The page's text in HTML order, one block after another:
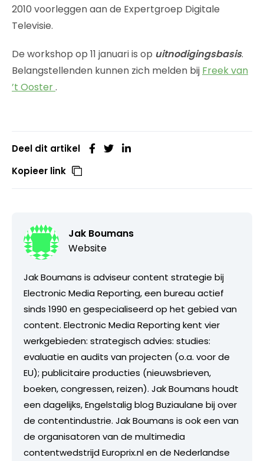
2010 voorleggen aan de Expertgroep Digitale
Televisie.
De workshop op 11 januari is op uitnodigingsbasis.
Belangstellenden kunnen zich melden bij Freek van
’t Ooster.
Deel dit artikel
Kopieer link
Jak Boumans
Website
Jak Boumans is adviseur content strategie bij
Electronic Media Reporting, een bureau actief
sinds 1990 en gespecialiseerd op het gebied van
content. Electronic Media Reporting kent vier
werkgebieden: strategisch advies: studies:
evaluatie en audits van projecten (o.a. voor de
EU); publicitaire producties (nieuwsbrieven,
boeken, congressen, reizen). Jak Boumans houdt
een dagelijks, Engelstalig blog Buziaulane bij over
de contentindustrie. Jak Boumans is ook een van
de organisatoren van de multimedia
contentwedstrijd Europrix.nl en de Nederlandse